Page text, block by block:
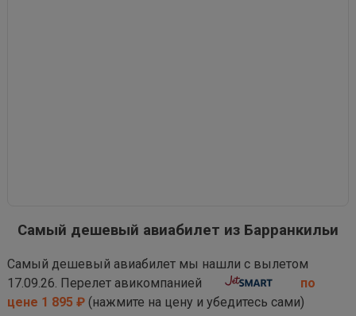
Самый дешевый авиабилет из Барранкильи
Самый дешевый авиабилет мы нашли с вылетом
17.09.26. Перелет авикомпанией
по
цене 1 895 ₽ (нажмите на цену и убедитесь сами)